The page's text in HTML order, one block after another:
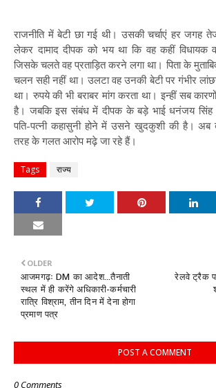
राजनीति में बेटी छा गई थी। उसकी चर्चाएं हर जगह
लेकर दामाद दीपक को भय था कि वह कहीं
जिसके चलते वह प्रताड़ित करने लगा था। पिता के
चलन सही नहीं था। उलटा वह उनकी बेटी पर गंभीर
था। रुपये की भी बराबर मांग करता था। इन्हीं सब
है। जबकि इस संबंध में दीपक के बड़े भाई धनंजय सिंह
पति-पत्नी कहासुनी होने में उसने खुदकुशी की है।
तरह के गलत आरोप मढ़े जा रहे हैं।
Tags राज्य
रेलवे ट्रैक
OLDER
आजमगढ़ः DM का आदेश...तैनाती
स्थल में ही करेंगे अधिकारी-कर्मचारी
रात्रि विश्राम, तीन दिन में देना होगा
प्रमाण पत्र
POST A COMMENT
0 Comments